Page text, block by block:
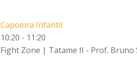
Capoeira Infantil
10:20 - 11:20
Fight Zone | Tatame II - Prof. Bruno